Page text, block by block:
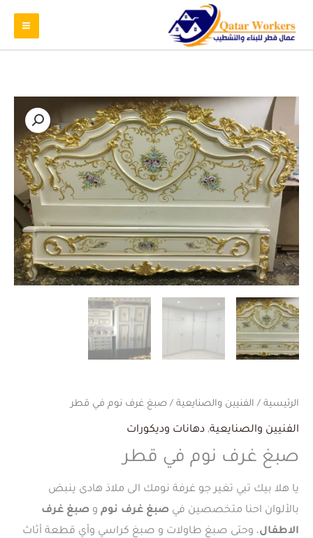
الرئيسية / الفنيين والصنايعية / صبغ غرف نوم في قطر
الفنيين والصنايعية, دهانات وديكورات
صبغ غرف نوم في قطر
يا هلا بيك تبي تغير جو غرفة نومك الى ملاذ هادى ينبض
بالألوان احنا متخصصين في صبغ غرف نوم و صبغ غرف
الاطفال، وحتى صبغ طاولات و صبغ كراسي وأي قطعة أثاث